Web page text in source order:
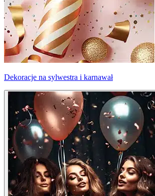
Dekoracje na sylwestra i karnawał